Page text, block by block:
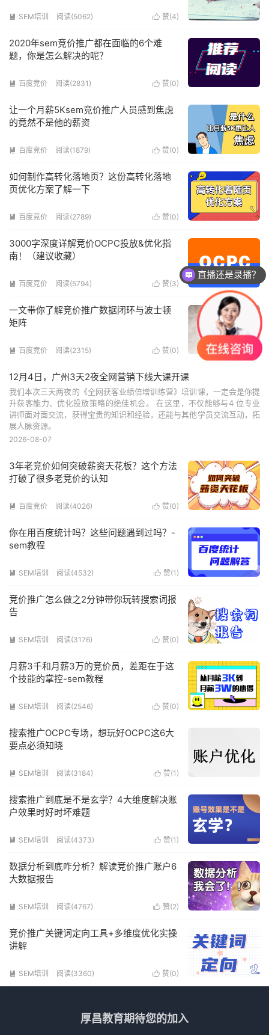
 赞(4)
 SEM培训 阅读(5062)
2020年sem竞价推广都在面临的6个难
题，你是怎么解决的呢？
 赞(0)
 百度竞价 阅读(2831)
让一个月薪5Ksem竞价推广人员感到焦虑
的竟然不是他的薪资
 赞(0)
 百度竞价 阅读(1879)
如何制作高转化落地页？这份高转化落地
页优化方案了解一下
 赞(0)
 百度竞价 阅读(2789)
3000字深度详解竞价OCPC投放&优化指
南！（建议收藏）
 赞(3)
 百度竞价 阅读(5794)
一文带你了解竞价推广数据闭环与波士顿
矩阵
 赞(0)
 百度竞价 阅读(2315)
12月4日，广州3天2夜全网营销下线大课开课
我们本次三天两夜的《全网获客业绩倍增训练营》培训课，一定会是你提
升获客能力、优化投放策略的绝佳机会。 在这里，不仅能够与4 位专业
讲师面对面交流，获得宝贵的知识和经验，还能与其他学员交流互动，拓
展人脉资源。
2026-08-07
3年老竞价如何突破薪资天花板？这个方法
打破了很多老竞价的认知
 赞(0)
 百度竞价 阅读(4026)
你在用百度统计吗？这些问题遇到过吗？-
sem教程
 赞(1 )
 SEM培训 阅读(4532)
竞价推广怎么做之2分钟带你玩转搜索词报
告
 赞(0)
 SEM培训 阅读(3176)
月薪3千和月薪3万的竞价员，差距在于这
个技能的掌控-sem教程
 赞(0)
 SEM培训 阅读(2546)
搜索推广OCPC专场，想玩好OCPC这6大
要点必须知晓
 赞(1 )
 SEM培训 阅读(3184)
搜索推广到底是不是玄学？4大维度解决账
户效果时好时坏难题
 赞(1 )
 SEM培训 阅读(4373)
数据分析到底咋分析？解读竞价推广账户6
大数据报告
 赞(2)
 SEM培训 阅读(4767)
竞价推广关键词定向工具+多维度优化实操
讲解
 赞(0)
 SEM培训 阅读(3360)
厚昌教育期待您的加入
直播还是录播？